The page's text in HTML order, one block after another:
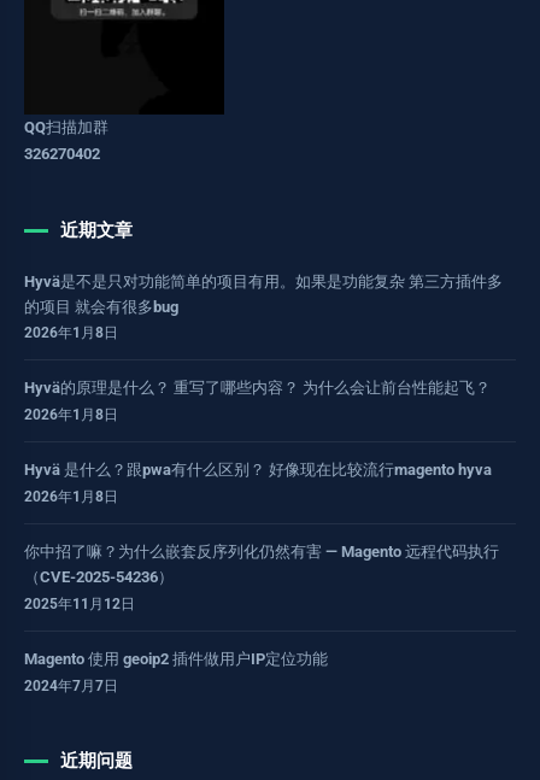
QQ扫描加群
326270402
近期文章
Hyvä是不是只对功能简单的项目有用。如果是功能复杂 第三方插件多
的项目 就会有很多bug
2026年1月8日
Hyvä的原理是什么？ 重写了哪些内容？ 为什么会让前台性能起飞？
2026年1月8日
Hyvä 是什么？跟pwa有什么区别？ 好像现在比较流行magento hyva
2026年1月8日
你中招了嘛？为什么嵌套反序列化仍然有害 — Magento 远程代码执行
（CVE-2025-54236）
2025年11月12日
Magento 使用 geoip2 插件做用户IP定位功能
2024年7月7日
近期问题